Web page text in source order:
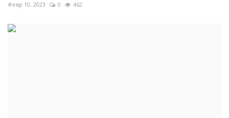
Февр 10, 2023 0 462